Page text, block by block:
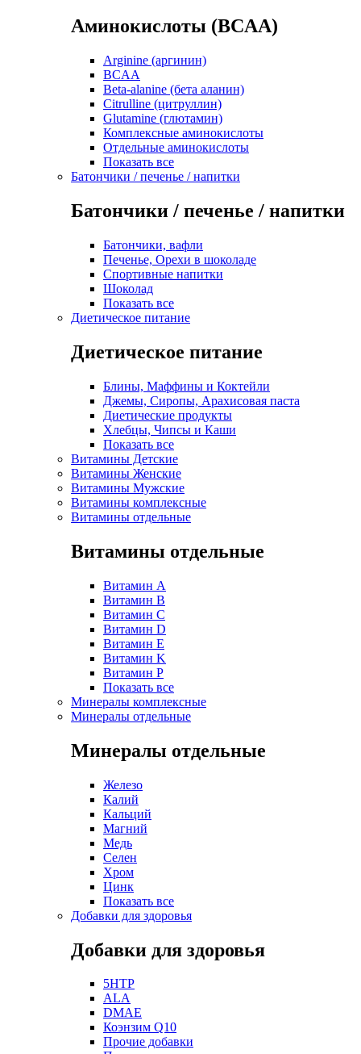
Аминокислоты (BCAA)
Arginine (аргинин)
BCAA
Beta-alanine (бета аланин)
Citrulline (цитруллин)
Glutamine (глютамин)
Комплексные аминокислоты
Отдельные аминокислоты
Показать все
Батончики / печенье / напитки
Батончики / печенье / напитки
Батончики, вафли
Печенье, Орехи в шоколаде
Спортивные напитки
Шоколад
Показать все
Диетическое питание
Диетическое питание
Блины, Маффины и Коктейли
Джемы, Сиропы, Арахисовая паста
Диетические продукты
Хлебцы, Чипсы и Каши
Показать все
Витамины Детские
Витамины Женские
Витамины Мужские
Витамины комплексные
Витамины отдельные
Витамины отдельные
Витамин A
Витамин B
Витамин C
Витамин D
Витамин E
Витамин K
Витамин P
Показать все
Минералы комплексные
Минералы отдельные
Минералы отдельные
Железо
Калий
Кальций
Магний
Медь
Селен
Хром
Цинк
Показать все
Добавки для здоровья
Добавки для здоровья
5HTP
ALA
DMAE
Коэнзим Q10
Прочие добавки